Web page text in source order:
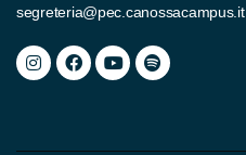
segreteria@pec.canossacampus.it